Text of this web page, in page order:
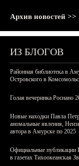
Архив новостей >>
ИЗ БЛОГОВ
Районная библиотека в
Островского в
Голая вечеринка Роснано
Новые находки Павла
аномальные явления,
автора в Амурске по 2025
Официальные публикации
в газетах Тихоокеанская